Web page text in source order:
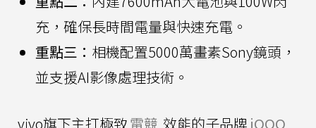
充，確保長時間電量與快速充電。
重點三： 相機配置5000萬畫素Sony鏡頭，
並支援AI影像處理技術。
vivo旗下主打極致電競 效能的子品牌 iQOO